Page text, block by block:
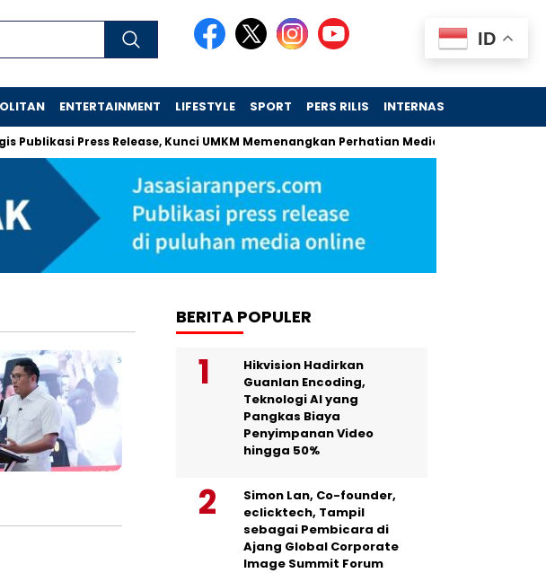
ENTERTAINMENT LIFESTYLE SPORT PERS RILIS INTERNASIONAL
Press Release, Kunci UMKM Memenangkan Perhatian Media dan Pasar
BERITA POPULER
Hikvision Hadirkan
Guanlan Encoding,
Teknologi AI yang
Pangkas Biaya
Penyimpanan Video
hingga 50%
Simon Lan, Co-founder,
eclicktech, Tampil
sebagai Pembicara di
Ajang Global Corporate
Image Summit Forum
ID